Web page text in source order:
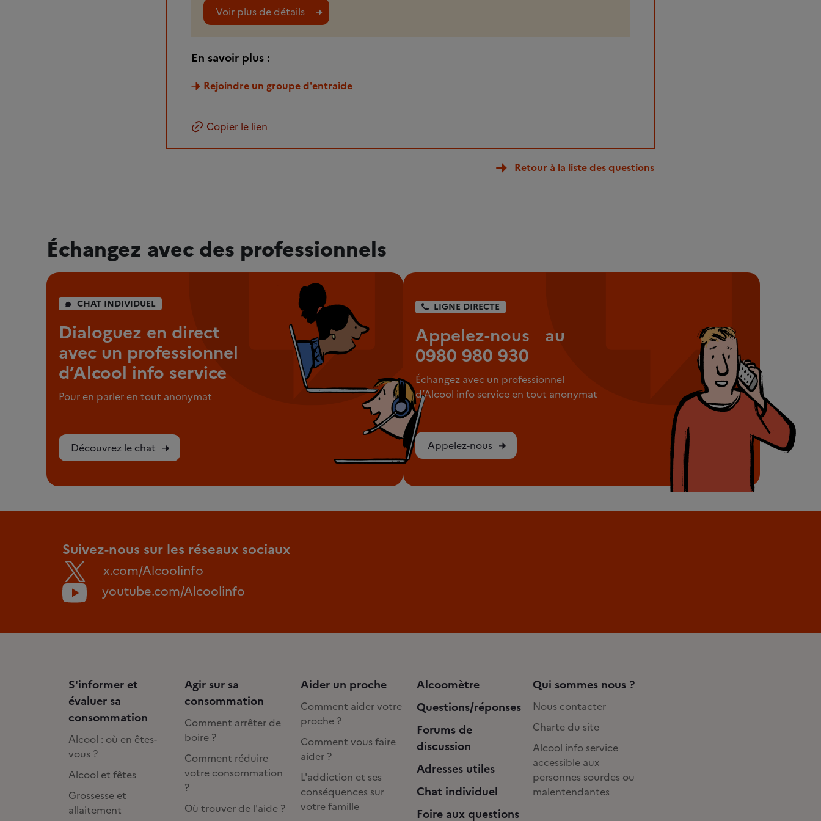
Voir plus de détails
En savoir plus :
Rejoindre un groupe d'entraide
Copier le lien
Retour à la liste des questions
Échangez avec des professionnels
CHAT INDIVIDUEL
Dialoguez en direct
avec un professionnel
d’Alcool info service
Pour en parler en tout anonymat
Découvrez le chat
LIGNE DIRECTE
Appelez-nous au
0980 980 930
Échangez avec un professionnel
d’Alcool info service en tout anonymat
Appelez-nous
Suivez-nous sur les réseaux sociaux
x.com/Alcoolinfo
youtube.com/Alcoolinfo
S'informer et
évaluer sa
consommation
Alcool : où en êtes-
vous ?
Alcool et fêtes
Grossesse et
allaitement
Agir sur sa
consommation
Comment arrêter de
boire ?
Comment réduire
votre consommation
?
Où trouver de l'aide ?
Aider un proche
Comment aider votre
proche ?
Comment vous faire
aider ?
L'addiction et ses
conséquences sur
votre famille
Alcoomètre
Questions/réponses
Forums de
discussion
Adresses utiles
Chat individuel
Foire aux questions
Qui sommes nous ?
Nous contacter
Charte du site
Alcool info service
accessible aux
personnes sourdes ou
malentendantes